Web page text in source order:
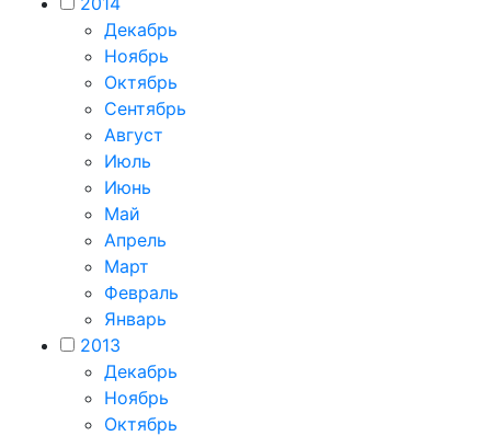
Декабрь
Ноябрь
Октябрь
Сентябрь
Август
Июль
Июнь
Май
Апрель
Март
Февраль
Январь
2013
Декабрь
Ноябрь
Октябрь